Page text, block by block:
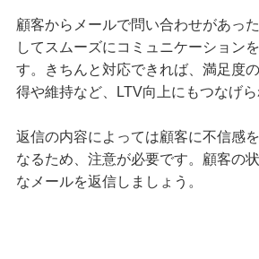
顧客からメールで問い合わせがあっ
してスムーズにコミュニケーション
す。きちんと対応できれば、満足度
得や維持など、LTV向上にもつなげら
返信の内容によっては顧客に不信感
なるため、注意が必要です。顧客の
なメールを返信しましょう。